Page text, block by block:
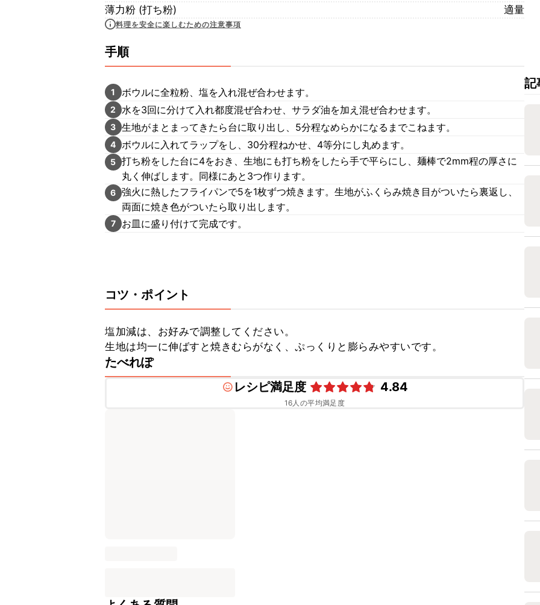
薄力粉 (打ち粉)
適量
料理を安全に楽しむための注意事項
手順
1 ボウルに全粒粉、塩を入れ混ぜ合わせます。
2 水を3回に分けて入れ都度混ぜ合わせ、サラダ油を加え混ぜ合わせます。
3 生地がまとまってきたら台に取り出し、5分程なめらかになるまでこねます。
4 ボウルに入れてラップをし、30分程ねかせ、4等分にし丸めます。
5 打ち粉をした台に4をおき、生地にも打ち粉をしたら手で平らにし、麺棒で2mm程の厚さに
丸く伸ばします。同様にあと3つ作ります。
6 強火に熱したフライパンで5を1枚ずつ焼きます。生地がふくらみ焼き目がついたら裏返し、
両面に焼き色がついたら取り出します。
7 お皿に盛り付けて完成です。
コツ・ポイント
塩加減は、お好みで調整してください。
生地は均一に伸ばすと焼きむらがなく、ぷっくりと膨らみやすいです。
たべれぽ
レシピ満足度
4.84
16人の平均満足度
記